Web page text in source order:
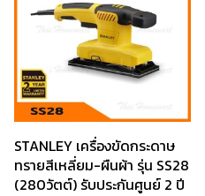
STANLEY เครื่องขัดกระดาษ
ทรายสีเหลี่ยม-ผืนผ้า รุ่น SS28
(280วัตต์) รับประกันศูนย์ 2 ปี